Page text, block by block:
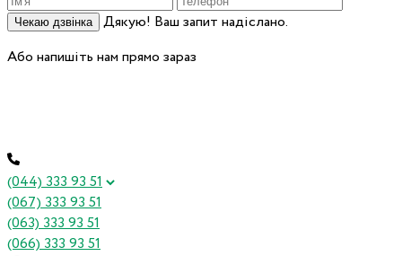
Чекаю дзвінка
Дякую! Ваш запит надіслано.
Або напишіть нам прямо зараз
(044) 333 93 51
(067) 333 93 51
(063) 333 93 51
(066) 333 93 51